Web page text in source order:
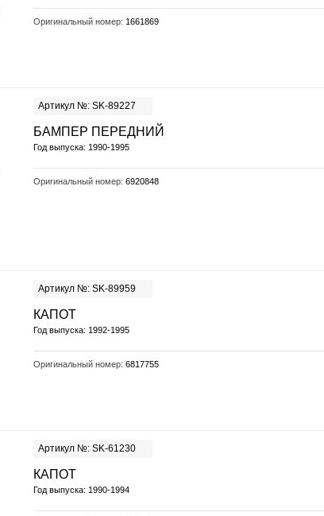
Оригинальный номер: 1661869
Артикул №: SK-89227
БАМПЕР ПЕРЕДНИЙ
Год выпуска: 1990-1995
Оригинальный номер: 6920848
Артикул №: SK-89959
КАПОТ
Год выпуска: 1992-1995
Оригинальный номер: 6817755
Артикул №: SK-61230
КАПОТ
Год выпуска: 1990-1994